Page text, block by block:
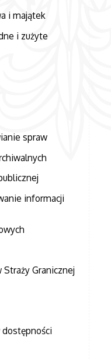
i majątek
i zużyte
spraw
informacji
Straży Granicznej